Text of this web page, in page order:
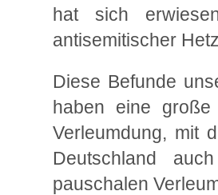
hat sich
antisemitischer
Diese Befunde
haben eine
Verleumdung, mit
Deutschland
pauschalen